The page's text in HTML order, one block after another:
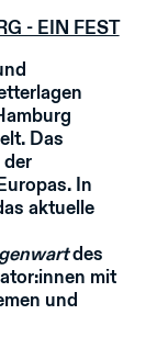
- EIN FEST
Das
In
aktuelle
des
mit
und